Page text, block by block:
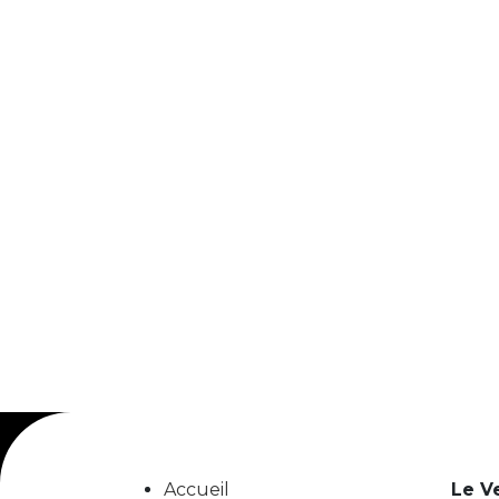
Accueil Le